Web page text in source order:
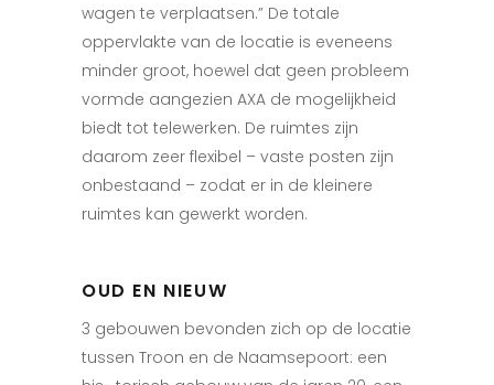
wagen te verplaatsen.” De totale
oppervlakte van de locatie is eveneens
minder groot, hoewel dat geen probleem
vormde aangezien AXA de mogelijkheid
biedt tot telewerken. De ruimtes zijn
daarom zeer flexibel – vaste posten zijn
onbestaand – zodat er in de kleinere
ruimtes kan gewerkt worden.
OUD EN NIEUW
3 gebouwen bevonden zich op de locatie
tussen Troon en de Naamsepoort: een